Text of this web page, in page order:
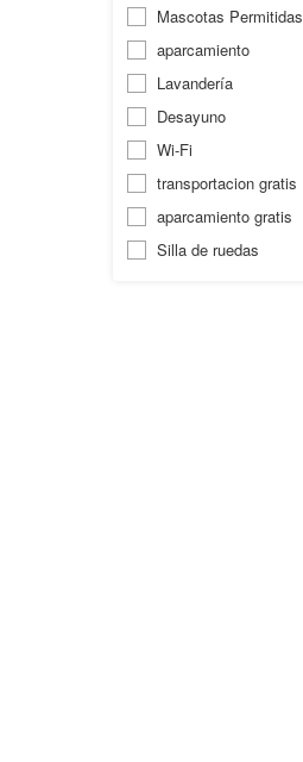
Mascotas Permitidas
aparcamiento
Lavandería
Desayuno
Wi-Fi
transportacion gratis
aparcamiento gratis
Silla de ruedas